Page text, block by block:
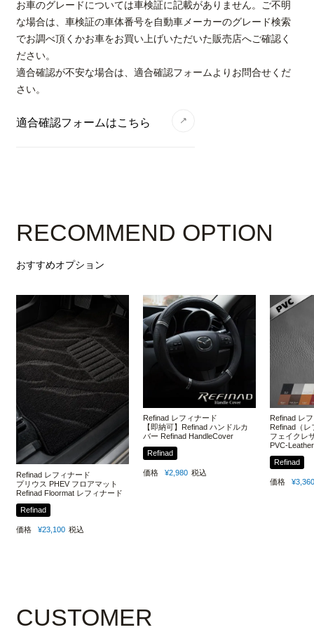
お車のグレードについては車検証に記載がありません。ご不明
な場合は、車検証の車体番号を自動車メーカーのグレード検索
でお調べ頂くかお車をお買い上げいただいた販売店へご確認く
ださい。
適合確認が不安な場合は、適合確認フォームよりお問合せくだ
さい。
適合確認フォームはこちら
RECOMMEND OPTION
おすすめオプション
Refinad レフィナード
プリウス PHEV フロアマット
Refinad Floormat レフィナード
Refinad
価格 ¥23,100 税込
Refinad レフィナード
【即納可】Refinad ハンドルカ
バー Refinad HandleCover
Refinad
価格 ¥2,980 税込
Refinad レ
Refinad（
フェイクレ
PVC-Leather
Refinad
価格 ¥3,360
CUSTOMER